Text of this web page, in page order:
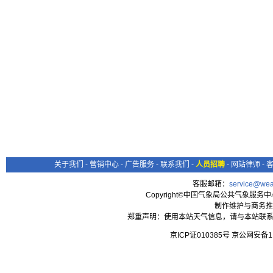
关于我们 - 营销中心 - 广告服务 - 联系我们 - 人员招聘 - 网站律师 -
客服邮箱：
Copyright©中国气象局公共气象服务
制作维护与商务
郑重声明：使用本站天气信息，请与本站联
京ICP证010385号 京公网安备